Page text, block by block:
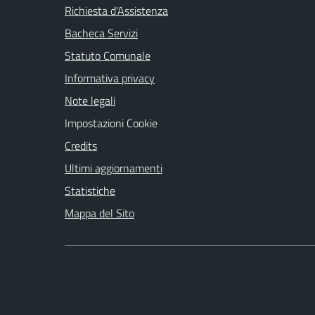
Richiesta d'Assistenza
Bacheca Servizi
Statuto Comunale
Informativa privacy
Note legali
Impostazioni Cookie
Credits
Ultimi aggiornamenti
Statistiche
Mappa del Sito